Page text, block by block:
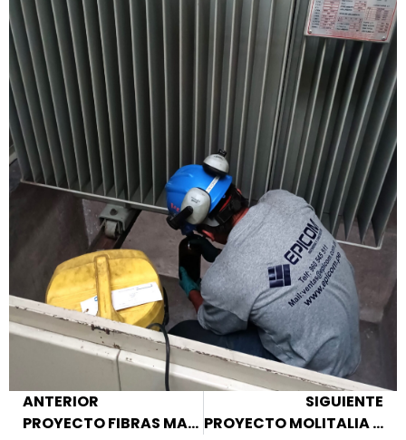
ANTERIOR
PROYECTO FIBRAS MARINAS S.A.
SIGUIENTE
PROYECTO MOLITALIA SA